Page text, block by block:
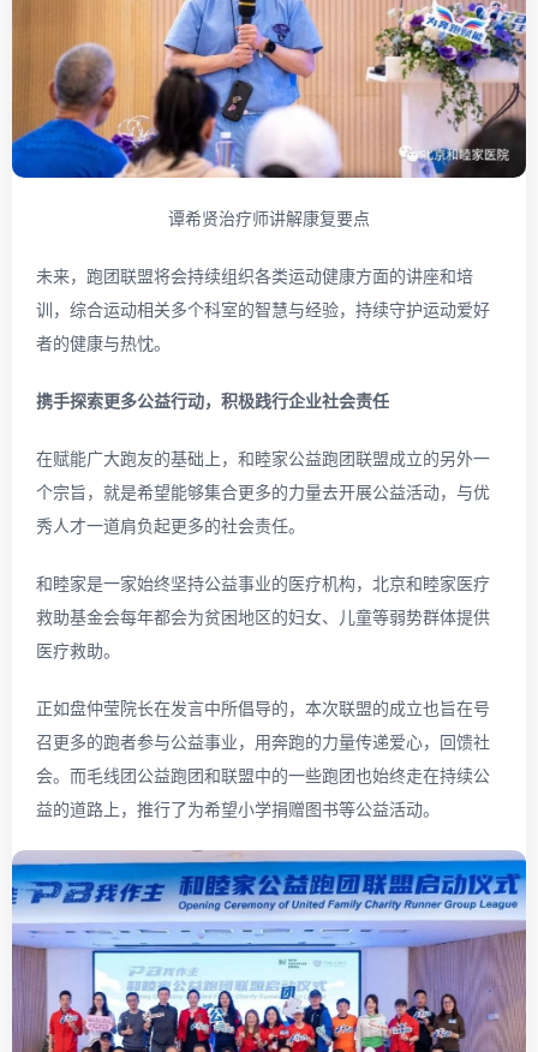
谭希贤治疗师讲解康复要点
未来，跑团联盟将会持续组织各类运动健康方面的讲座和培
训，综合运动相关多个科室的智慧与经验，持续守护运动爱好
者的健康与热忱。
携手探索更多公益行动，积极践行企业社会责任
在赋能广大跑友的基础上，和睦家公益跑团联盟成立的另外一
个宗旨，就是希望能够集合更多的力量去开展公益活动，与优
秀人才一道肩负起更多的社会责任。
和睦家是一家始终坚持公益事业的医疗机构，北京和睦家医疗
救助基金会每年都会为贫困地区的妇女、儿童等弱势群体提供
医疗救助。
正如盘仲莹院长在发言中所倡导的，本次联盟的成立也旨在号
召更多的跑者参与公益事业，用奔跑的力量传递爱心，回馈社
会。而毛线团公益跑团和联盟中的一些跑团也始终走在持续公
益的道路上，推行了为希望小学捐赠图书等公益活动。